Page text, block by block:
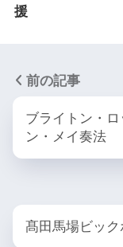
援
前の記事
ブライトン・
ン・メイ奏法
髙田馬場ビック